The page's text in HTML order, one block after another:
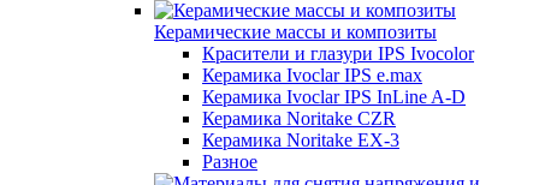
Керамические массы и композиты
Красители и глазури IPS Ivocolor
Керамика Ivoclar IPS e.max
Керамика Ivoclar IPS InLine A-D
Керамика Noritake CZR
Керамика Noritake EX-3
Разное